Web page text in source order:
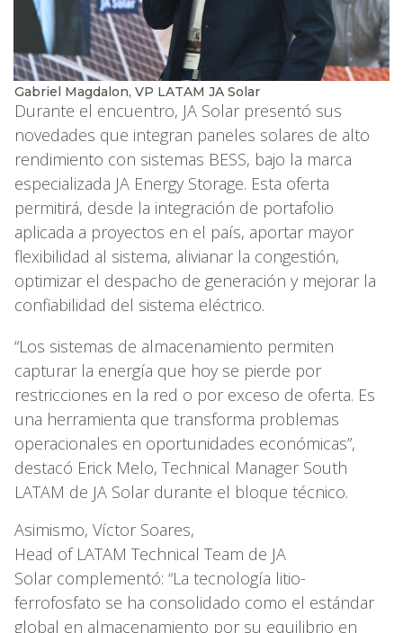
Gabriel Magdalon, VP LATAM JA Solar
Durante el encuentro, JA Solar presentó sus
novedades que integran paneles solares de alto
rendimiento con sistemas BESS, bajo la marca
especializada JA Energy Storage. Esta oferta
permitirá, desde la integración de portafolio
aplicada a proyectos en el país, aportar mayor
flexibilidad al sistema, alivianar la congestión,
optimizar el despacho de generación y mejorar la
confiabilidad del sistema eléctrico.
“Los sistemas de almacenamiento permiten
capturar la energía que hoy se pierde por
restricciones en la red o por exceso de oferta. Es
una herramienta que transforma problemas
operacionales en oportunidades económicas”,
destacó Erick Melo, Technical Manager South
LATAM de JA Solar durante el bloque técnico.
Asimismo, Víctor Soares,
Head of LATAM Technical Team de JA
Solar complementó: “La tecnología litio-
ferrofosfato se ha consolidado como el estándar
global en almacenamiento por su equilibrio en